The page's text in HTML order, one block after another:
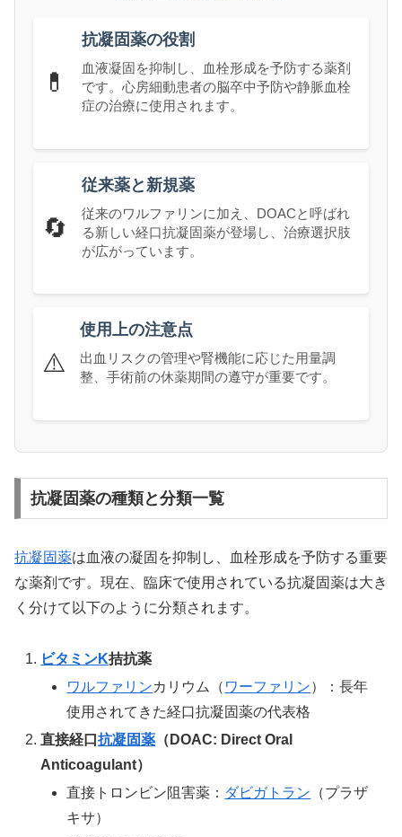
💊
抗凝固薬の役割
血液凝固を抑制し、血栓形成を予防する薬剤
です。心房細動患者の脳卒中予防や静脈血栓
症の治療に使用されます。
🔄
従来薬と新規薬
従来のワルファリンに加え、DOACと呼ばれ
る新しい経口抗凝固薬が登場し、治療選択肢
が広がっています。
⚠️
使用上の注意点
出血リスクの管理や腎機能に応じた用量調
整、手術前の休薬期間の遵守が重要です。
抗凝固薬の種類と分類一覧
抗凝固薬は血液の凝固を抑制し、血栓形成を予防する重要
な薬剤です。現在、臨床で使用されている抗凝固薬は大き
く分けて以下のように分類されます。
ビタミンK拮抗薬
ワルファリンカリウム（ ワーファリン）：長年
使用されてきた経口抗凝固薬の代表格
直接経口抗凝固薬 （DOAC: Direct Oral
Anticoagulant）
直接トロンビン阻害薬： ダビガトラン （プラザ
キサ）